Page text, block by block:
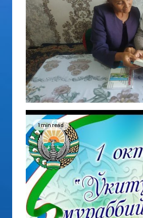
1 min read